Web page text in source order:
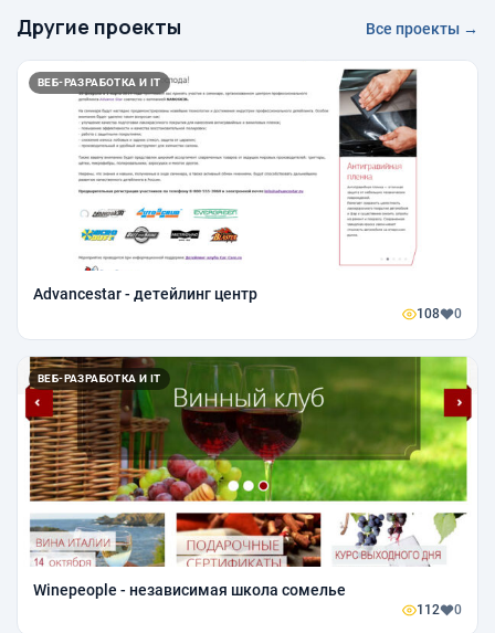
Другие проекты Все проекты →
ВЕБ-РАЗРАБОТКА И IT
Advancestar - детейлинг центр
108 0
ВЕБ-РАЗРАБОТКА И IT
Winepeople - независимая школа сомелье
112 0